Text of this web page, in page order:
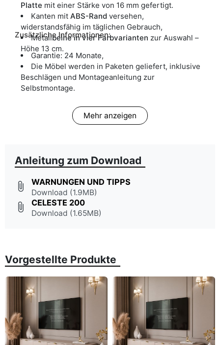
Platte mit einer Stärke von 16 mm gefertigt.
Kanten mit ABS-Rand versehen,
widerstandsfähig im täglichen Gebrauch,
Metallbeine in vier Farbvarianten zur Auswahl –
Höhe 13 cm.
Zusätzliche Informationen:
Garantie: 24 Monate,
Die Möbel werden in Paketen geliefert, inklusive
Beschlägen und Montageanleitung zur
Selbstmontage.
Mehr anzeigen
Anleitung zum Download
attach_file WARNUNGEN UND TIPPS
Download (1.9MB)
attach_file CELESTE 200
Download (1.65MB)
Vorgestellte Produkte